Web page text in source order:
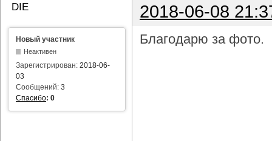
DIE 2018-06-08
Новый участник
Неактивен
Зарегистрирован: 2018-06-
03
Сообщений: 3
Спасибо: 0
Благодарю за фото.